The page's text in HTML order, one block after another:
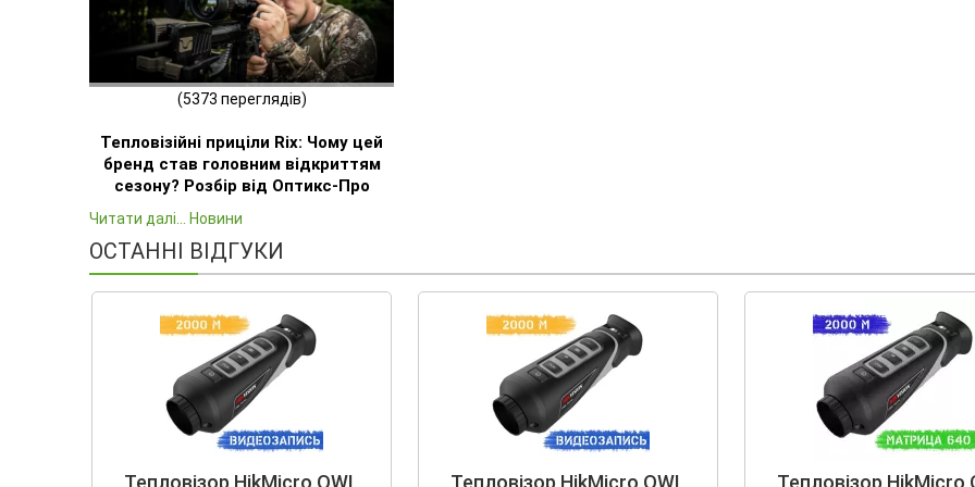
(5373 переглядів)
Тепловізійні приціли Rix: Чому цей
бренд став головним відкриттям
сезону? Розбір від Оптикс-Про
Читати далі... Новини
ОСТАННІ ВІДГУКИ
Тепловізор HikMicro OWL Тепловізор HikMicro OWL Тепловізор HikMicro